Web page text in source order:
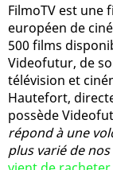
FilmoTV est une
européen de
500 films
Videofutur, de
télévision et
Hautefort,
possède
répond à une
plus varié de